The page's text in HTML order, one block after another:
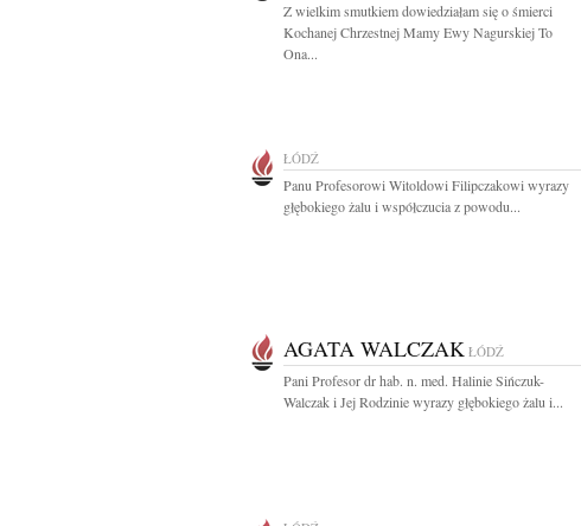
Z wielkim smutkiem dowiedziałam się o śmierci
Kochanej Chrzestnej Mamy Ewy Nagurskiej To
Ona...
ŁÓDŹ
Panu Profesorowi Witoldowi Filipczakowi wyrazy
głębokiego żalu i współczucia z powodu...
AGATA WALCZAK ŁÓDŹ
Pani Profesor dr hab. n. med. Halinie Sińczuk-
Walczak i Jej Rodzinie wyrazy głębokiego żalu i...